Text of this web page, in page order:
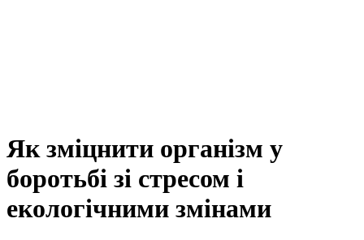
Як зміцнити організм у
боротьбі зі стресом і
екологічними змінами